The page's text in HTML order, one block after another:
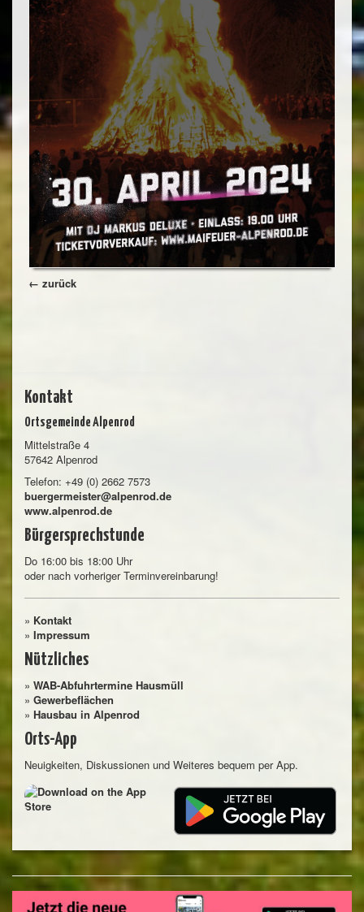
← zurück
Kontakt
Ortsgemeinde Alpenrod
Mittelstraße 4
57642 Alpenrod
Telefon: +49 (0) 2662 7573
buergermeister@alpenrod.de
www.alpenrod.de
Bürgersprechstunde
Do 16:00 bis 18:00 Uhr
oder nach vorheriger Terminvereinbarung!
» Kontakt
» Impressum
Nützliches
» WAB-Abfuhrtermine Hausmüll
» Gewerbeflächen
» Hausbau in Alpenrod
Orts-App
Neuigkeiten, Diskussionen und Weiteres bequem per App.